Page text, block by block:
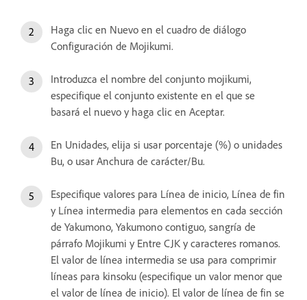
Haga clic en Nuevo en el cuadro de diálogo
Configuración de Mojikumi.
Introduzca el nombre del conjunto mojikumi,
especifique el conjunto existente en el que se
basará el nuevo y haga clic en Aceptar.
En Unidades, elija si usar porcentaje (%) o unidades
Bu, o usar Anchura de carácter/Bu.
Especifique valores para Línea de inicio, Línea de fin
y Línea intermedia para elementos en cada sección
de Yakumono, Yakumono contiguo, sangría de
párrafo Mojikumi y Entre CJK y caracteres romanos.
El valor de línea intermedia se usa para comprimir
líneas para kinsoku (especifique un valor menor que
el valor de línea de inicio). El valor de línea de fin se